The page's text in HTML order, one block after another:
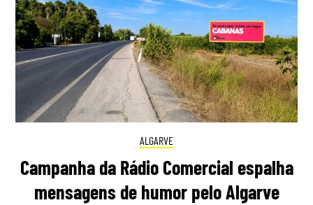
ALGARVE
Campanha da Rádio Comercial espalha
mensagens de humor pelo Algarve